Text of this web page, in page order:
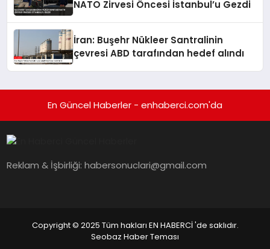
NATO Zirvesi Öncesi İstanbul’u Gezdi
İran: Buşehr Nükleer Santralinin
çevresi ABD tarafından hedef alındı
En Güncel Haberler - enhaberci.com'da
Reklam & İşbirliği:habersonuclari@gmail.com
Copyright © 2025 Tüm hakları EN HABERCİ 'de saklıdır.
Seobaz Haber Teması